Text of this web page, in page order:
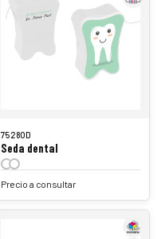
7528OD
Seda dental
Precio a consultar